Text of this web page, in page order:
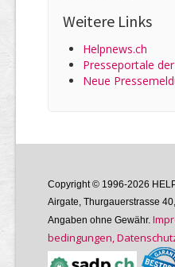
Weitere Links
Helpnews.ch
Presseportale
Neue
Copyright © 1996-2026
Airgate, Thurgauer­strasse
Angaben ohne Gewähr.
bedin­gungen,